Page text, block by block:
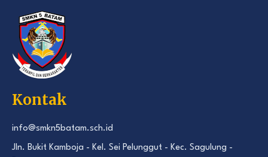
Kontak
info@smkn5batam.sch.id
Jln. Bukit Kamboja - Kel. Sei Pelunggut - Kec. Sagulung -